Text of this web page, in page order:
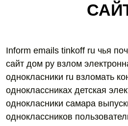
Inform emails tinkoff ru чья
сайт дом ру взлом
однокласники ru взломать
одноклассниках детская
однокласники самара
одноклассников